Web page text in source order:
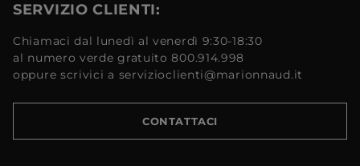
SERVIZIO CLIENTI:
Chiamaci dal lunedì al venerdì 9:30-18:30
al numero verde gratuito 800.914.998
oppure scrivici a servizioclienti@marionnaud.it
CONTATTACI